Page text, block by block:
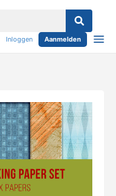
Inloggen Aanmelden